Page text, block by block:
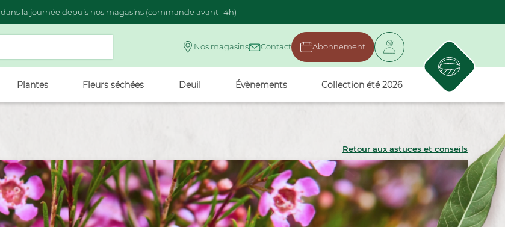
dans la journée depuis nos magasins (commande avant 14h)
Nos magasins Contact Abonnement
Plantes Fleurs séchées Deuil Évènements Collection été 2026
Retour aux astuces et conseils